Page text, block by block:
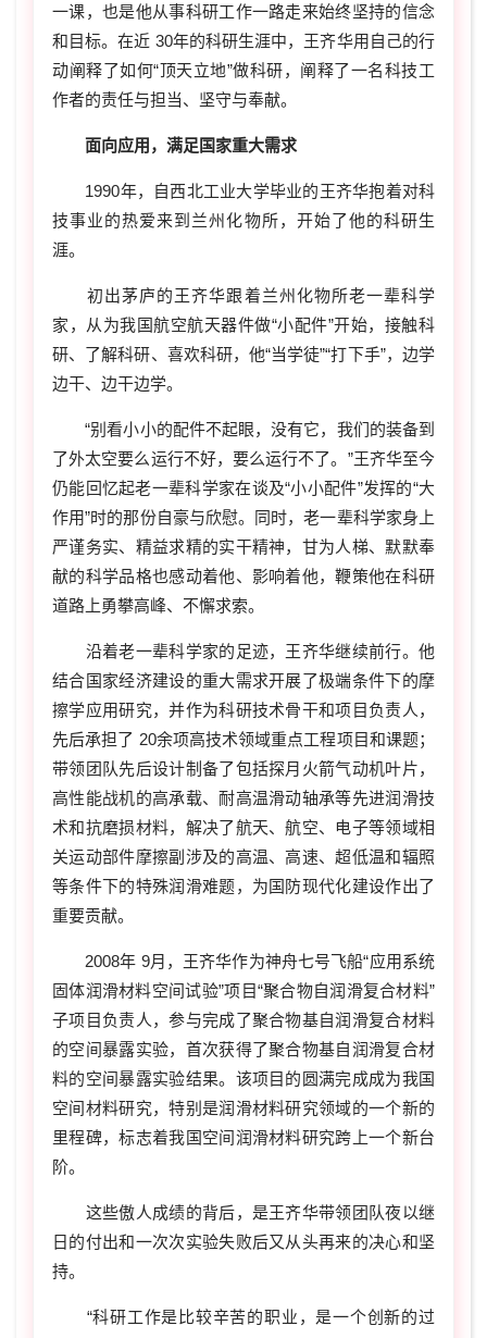
一课，也是他从事科研工作一路走来始终坚持的信念
和目标。在近 30年的科研生涯中，王齐华用自己的行
动阐释了如何“顶天立地”做科研，阐释了一名科技工
作者的责任与担当、坚守与奉献。
面向应用，满足国家重大需求
1990年，自西北工业大学毕业的王齐华抱着对科
技事业的热爱来到兰州化物所，开始了他的科研生
涯。
初出茅庐的王齐华跟着兰州化物所老一辈科学
家，从为我国航空航天器件做“小配件”开始，接触科
研、了解科研、喜欢科研，他“当学徒”“打下手”，边学
边干、边干边学。
“别看小小的配件不起眼，没有它，我们的装备到
了外太空要么运行不好，要么运行不了。”王齐华至今
仍能回忆起老一辈科学家在谈及“小小配件”发挥的“大
作用”时的那份自豪与欣慰。同时，老一辈科学家身上
严谨务实、精益求精的实干精神，甘为人梯、默默奉
献的科学品格也感动着他、影响着他，鞭策他在科研
道路上勇攀高峰、不懈求索。
沿着老一辈科学家的足迹，王齐华继续前行。他
结合国家经济建设的重大需求开展了极端条件下的摩
擦学应用研究，并作为科研技术骨干和项目负责人，
先后承担了 20余项高技术领域重点工程项目和课题；
带领团队先后设计制备了包括探月火箭气动机叶片，
高性能战机的高承载、耐高温滑动轴承等先进润滑技
术和抗磨损材料，解决了航天、航空、电子等领域相
关运动部件摩擦副涉及的高温、高速、超低温和辐照
等条件下的特殊润滑难题，为国防现代化建设作出了
重要贡献。
2008年 9月，王齐华作为神舟七号飞船“应用系统
固体润滑材料空间试验”项目“聚合物自润滑复合材料”
子项目负责人，参与完成了聚合物基自润滑复合材料
的空间暴露实验，首次获得了聚合物基自润滑复合材
料的空间暴露实验结果。该项目的圆满完成成为我国
空间材料研究，特别是润滑材料研究领域的一个新的
里程碑，标志着我国空间润滑材料研究跨上一个新台
阶。
这些傲人成绩的背后，是王齐华带领团队夜以继
日的付出和一次次实验失败后又从头再来的决心和坚
持。
“科研工作是比较辛苦的职业，是一个创新的过